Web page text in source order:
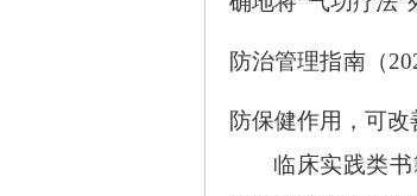
防治管理指南（
防保健作用，可改
临床实践类